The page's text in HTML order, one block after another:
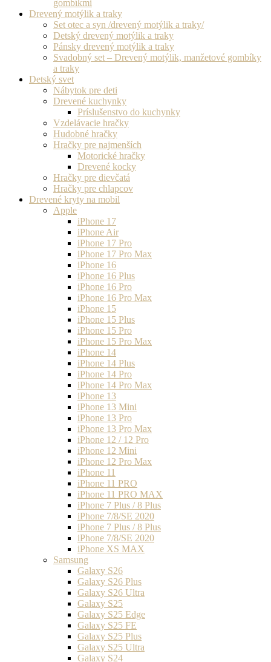
gombíkmi
Drevený motýlik a traky
Set otec a syn /drevený motýlik a traky/
Detský drevený motýlik a traky
Pánsky drevený motýlik a traky
Svadobný set – Drevený motýlik, manžetové gombíky
a traky
Detský svet
Nábytok pre deti
Drevené kuchynky
Príslušenstvo do kuchynky
Vzdelávacie hračky
Hudobné hračky
Hračky pre najmenších
Motorické hračky
Drevené kocky
Hračky pre dievčatá
Hračky pre chlapcov
Drevené kryty na mobil
Apple
iPhone 17
iPhone Air
iPhone 17 Pro
iPhone 17 Pro Max
iPhone 16
iPhone 16 Plus
iPhone 16 Pro
iPhone 16 Pro Max
iPhone 15
iPhone 15 Plus
iPhone 15 Pro
iPhone 15 Pro Max
iPhone 14
iPhone 14 Plus
iPhone 14 Pro
iPhone 14 Pro Max
iPhone 13
iPhone 13 Mini
iPhone 13 Pro
iPhone 13 Pro Max
iPhone 12 / 12 Pro
iPhone 12 Mini
iPhone 12 Pro Max
iPhone 11
iPhone 11 PRO
iPhone 11 PRO MAX
iPhone 7 Plus / 8 Plus
iPhone 7/8/SE 2020
iPhone 7 Plus / 8 Plus
iPhone 7/8/SE 2020
iPhone XS MAX
Samsung
Galaxy S26
Galaxy S26 Plus
Galaxy S26 Ultra
Galaxy S25
Galaxy S25 Edge
Galaxy S25 FE
Galaxy S25 Plus
Galaxy S25 Ultra
Galaxy S24